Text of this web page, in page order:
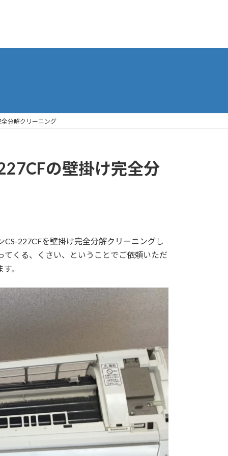
分解クリーニング
の壁掛け完全分
227CFを壁掛け完全分解クリーニングし
くる、くさい、ということでご依頼いただ
。